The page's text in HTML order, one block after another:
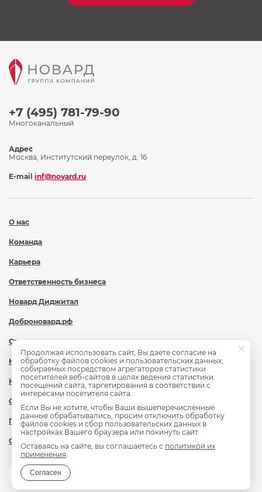
+7 (495) 781-79-90
Многоканальный
О нас
Команда
Карьера
Ответственность бизнеса
Новард Диджитал
Доброновард.рф
Статьи
Новости
Контакты
Охрана труда
Политика обработки персональных данных
Сведения об образовательной организации
Адрес
Москва, Институтский переулок, д. 16
E-mail inf@novard.ru
Продолжая использовать сайт, Вы даете согласие на
обработку файлов cookies и пользовательских данных,
собираемых посредством агрегаторов статистики
посетителей веб-сайтов в целях ведения статистики
посещений сайта, таргетирования в соответствии с
интересами посетителя сайта.
Если Вы не хотите, чтобы Ваши вышеперечисленные
данные обрабатывались, просим отключить обработку
файлов cookies и сбор пользовательских данных в
настройках Вашего браузера или покинуть сайт.
Оставаясь на сайте, вы соглашаетесь с политикой их
применения.
Согласен